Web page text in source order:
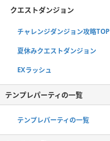
クエストダンジョン
チャレンジダンジョン攻略TOP
夏休みクエストダンジョン
EXラッシュ
テンプレパーティの一覧
テンプレパーティの一覧